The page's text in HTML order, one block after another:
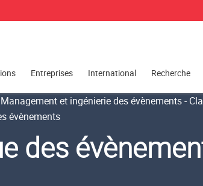
Entreprises International Recherche
Management et ingénierie des évènements -
évènements
des